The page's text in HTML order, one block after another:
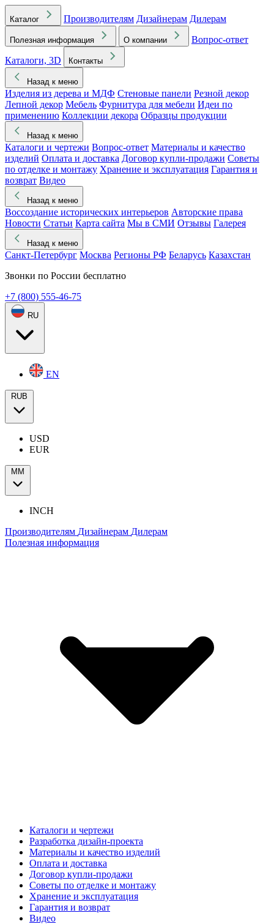
Каталог Производителям Дизайнерам Дилерам
Полезная информация О компании
Вопрос-ответ
Каталоги, 3D
Контакты
Назад к меню
Изделия из дерева и МДФ Стеновые панели Резной декор
Лепной декор Мебель Фурнитура для мебели Идеи по
применению Коллекции декора Образцы продукции
Назад к меню
Каталоги и чертежи Вопрос-ответ Материалы и качество
изделий Оплата и доставка Договор купли-продажи Советы
по отделке и монтажу Хранение и эксплуатация Гарантия и
возврат Видео
Назад к меню
Воссоздание исторических интерьеров Авторские права
Новости Статьи Карта сайта Мы в СМИ Отзывы Галерея
Назад к меню
Санкт-Петербург Москва Регионы РФ Беларусь Казахстан
Звонки по России бесплатно
+7 (800) 555-46-75
RU
EN
RUB
USD
EUR
ММ
INCH
Производителям Дизайнерам Дилерам
Полезная информация
Каталоги и чертежи
Разработка дизайн-проекта
Материалы и качество изделий
Оплата и доставка
Договор купли-продажи
Советы по отделке и монтажу
Хранение и эксплуатация
Гарантия и возврат
Видео